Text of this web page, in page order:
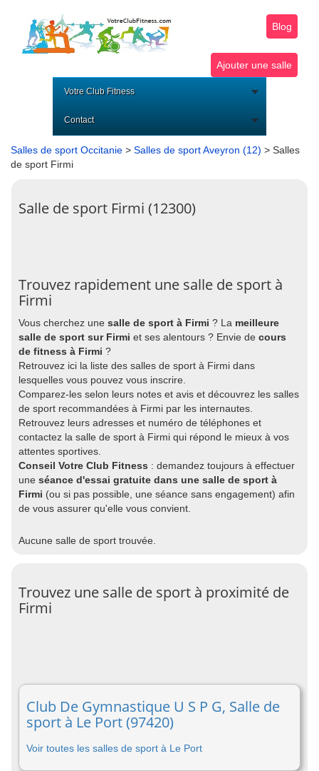
Blog
Ajouter une salle
Votre Club Fitness
Contact
Salles de sport Occitanie > Salles de sport Aveyron (12) > Salles
de sport Firmi
Salle de sport Firmi (12300)
Trouvez rapidement une salle de sport à
Firmi
Vous cherchez une salle de sport à Firmi ? La meilleure
salle de sport sur Firmi et ses alentours ? Envie de cours
de fitness à Firmi ?
Retrouvez ici la liste des salles de sport à Firmi dans
lesquelles vous pouvez vous inscrire.
Comparez-les selon leurs notes et avis et découvrez les salles
de sport recommandées à Firmi par les internautes.
Retrouvez leurs adresses et numéro de téléphones et
contactez la salle de sport à Firmi qui répond le mieux à vos
attentes sportives.
Conseil Votre Club Fitness : demandez toujours à effectuer
une séance d'essai gratuite dans une salle de sport à
Firmi (ou si pas possible, une séance sans engagement) afin
de vous assurer qu'elle vous convient.
Aucune salle de sport trouvée.
Trouvez une salle de sport à proximité de
Firmi
Club De Gymnastique U S P G, Salle de
sport à Le Port (97420)
Voir toutes les salles de sport à Le Port